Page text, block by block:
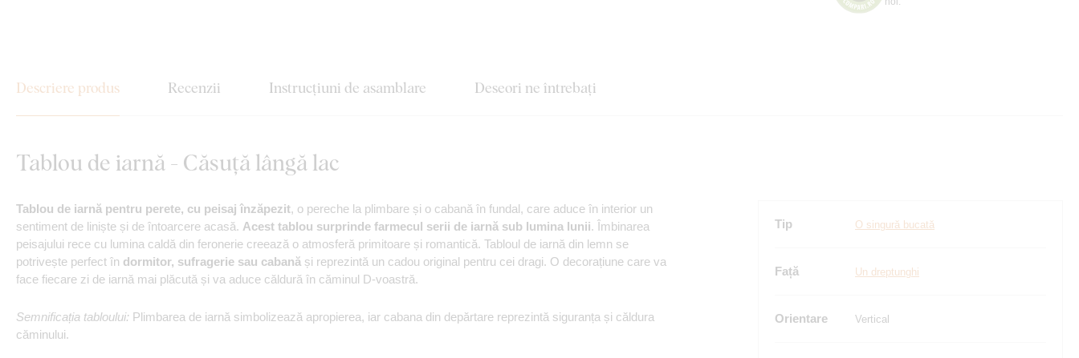
Descriere produs Recenzii Instrucțiuni de asamblare Deseori ne întrebați
Tablou de iarnă - Căsuță lângă lac
Tablou de iarnă pentru perete, cu peisaj înzăpezit, o pereche la plimbare și o cabană în fundal, care aduce în interior un
sentiment de liniște și de întoarcere acasă. Acest tablou surprinde farmecul serii de iarnă sub lumina lunii. Îmbinarea
peisajului rece cu lumina caldă din feronerie creează o atmosferă primitoare și romantică. Tabloul de iarnă din lemn se
potrivește perfect în dormitor, sufragerie sau cabană și reprezintă un cadou original pentru cei dragi. O decorațiune care va
face fiecare zi de iarnă mai plăcută și va aduce căldură în căminul D-voastră.
Semnificația tabloului: Plimbarea de iarnă simbolizează apropierea, iar cabana din depărtare reprezintă siguranța și căldura
căminului.
Tip O singură bucată
Față Un dreptunghi
Orientare Vertical